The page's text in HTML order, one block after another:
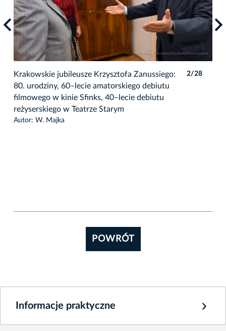
Krakowskie jubileusze Krzysztofa Zanussiego:
80. urodziny, 60–lecie amatorskiego debiutu
filmowego w kinie Sfinks, 40–lecie debiutu
reżyserskiego w Teatrze Starym
Autor: W. Majka
2/28
POWRÓT
Informacje praktyczne